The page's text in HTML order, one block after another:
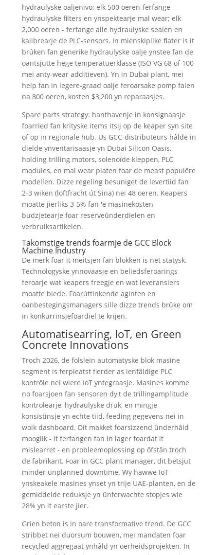
hydraulyske oaljenivo; elk 500 oeren-ferfange
hydraulyske filters en ynspektearje mal wear; elk
2,000 oeren - ferfange alle hydraulyske sealen en
kalibrearje de PLC-sensors. In mienskiplike flater is it
brûken fan generike hydraulyske oalje ynstee fan de
oantsjutte hege temperatuerklasse (ISO VG 68 of 100
mei anty-wear additieven). Yn in Dubai plant, mei
help fan in legere-graad oalje feroarsake pomp falen
na 800 oeren, kosten $3,200 yn reparaasjes.
Spare parts strategy: hanthavenje in konsignaasje
foarried fan krityske items itsij op de keaper syn site
of op in regionale hub. Us GCC-distributeurs hâlde in
dielde ynventarisaasje yn Dubai Silicon Oasis,
holding trilling motors, solenoïde kleppen, PLC
modules, en mal wear platen foar de meast populêre
modellen. Dizze regeling besuniget de levertiid fan
2-3 wiken (loftfracht út Sina) nei 48 oeren. Keapers
moatte jierliks ​​3-5% fan 'e masinekosten
budzjetearje foar reserveûnderdielen en
verbruiksartikelen.
Takomstige trends foarmje de GCC Block
Machine Industry
De merk foar it meitsjen fan blokken is net statysk.
Technologyske ynnovaasje en beliedsferoarings
feroarje wat keapers freegje en wat leveransiers
moatte biede. Foarúttinkende aginten en
oanbestegingsmanagers sille dizze trends brûke om
in konkurrinsjefoardiel te krijen.
Automatisearring, IoT, en Green
Concrete Innovations
Troch 2026, de folslein automatyske blok masine
segment is ferpleatst fierder as ienfâldige PLC
kontrôle nei wiere IoT yntegraasje. Masines komme
no foarsjoen fan sensoren dy't de trillingamplitude
kontrolearje, hydraulyske druk, en mingje
konsistinsje yn echte tiid, feeding gegevens nei in
wolk dashboard. Dit makket foarsizzend ûnderhâld
mooglik - it ferfangen fan in lager foardat it
mislearret - en probleemoplossing op ôfstân troch
de fabrikant. Foar in GCC plant manager, dit betsjut
minder unplanned downtime. Wy hawwe IoT-
ynskeakele masines ynset yn trije UAE-planten, en de
gemiddelde reduksje yn ûnferwachte stopjes wie
28% yn it earste jier.
Grien beton is in oare transformative trend. De GCC
stribbet nei duorsum bouwen, mei mandaten foar
recycled aggregaat ynhâld yn oerheidsprojekten. In